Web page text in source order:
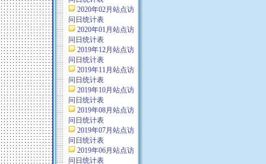
2020年02月站点访
问日统计表
2020年01月站点访
问日统计表
2019年12月站点访
问日统计表
2019年11月站点访
问日统计表
2019年10月站点访
问日统计表
2019年08月站点访
问日统计表
2019年07月站点访
问日统计表
2019年06月站点访
问日统计表